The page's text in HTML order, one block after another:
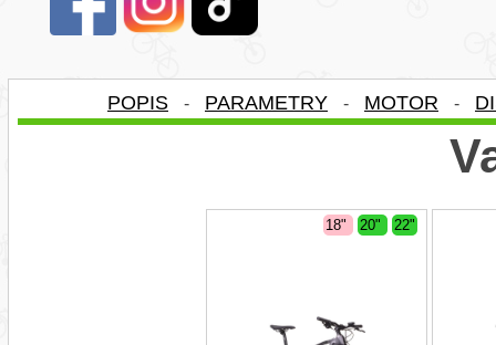
POPIS - PARAMETRY - MOTOR -
18" 20" 22"